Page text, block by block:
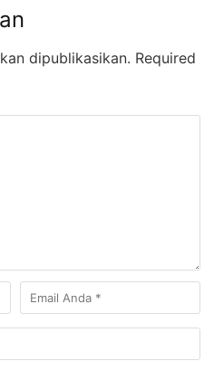
dipublikasikan. Required